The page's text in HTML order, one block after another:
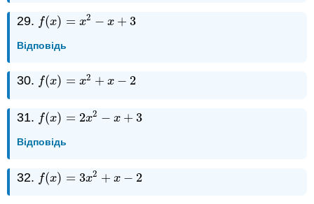
29. f(x) = x2 − x + 3
f(x)= x2 −x +3
Відповідь
30. f(x) = x2 + x − 2
f(x)= x2 +x −2
31. f(x) = 2x2 − x + 3
f(x)= 2x 2−x +3
Відповідь
32. f(x) = 3x2 + x − 2
f(x)= 3x 2+x −2